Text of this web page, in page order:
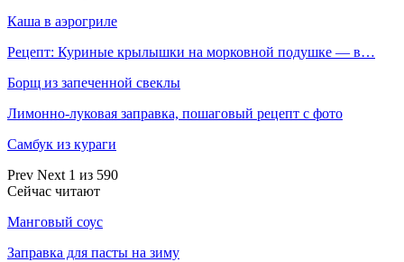
Каша в аэрогриле
Рецепт: Куриные крылышки на морковной подушке — в…
Борщ из запеченной свеклы
Лимонно-луковая заправка, пошаговый рецепт с фото
Самбук из кураги
Prev Next 1 из 590
Сейчас читают
Манговый соус
Заправка для пасты на зиму